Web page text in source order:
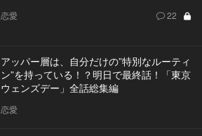
恋愛 22
アッパー層は、自分だけの”特別なルーティ
ン”を持っている！？明日で最終話！「東京
ウェンズデー」全話総集編
恋愛